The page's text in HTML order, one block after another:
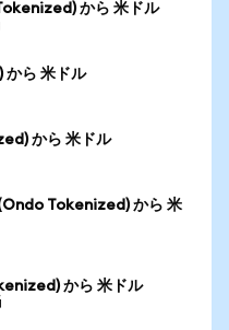
から 米ドル
ら 米ドル
から 米ドル
Tokenized) から 米
から 米ドル